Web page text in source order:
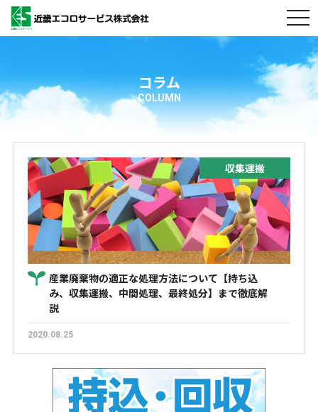
コラム
COLUMN
収集運搬
産業廃棄物の適正な処理方法について【持ち込
み、収集運搬、中間処理、最終処分】まで徹底解
説
2020.08.25